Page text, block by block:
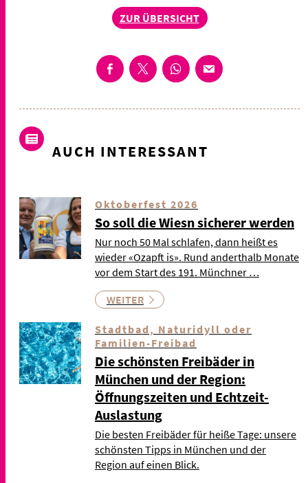
ZUR ÜBERSICHT
AUCH INTERESSANT
Oktoberfest 2026
So soll die Wiesn sicherer werden
Nur noch 50 Mal schlafen, dann heißt es
wieder «Ozapft is». Rund anderthalb Monate
vor dem Start des 191. Münchner …
WEITER
Stadtbad, Naturidyll oder
Familien-Freibad
Die schönsten Freibäder in
München und der Region:
Öffnungszeiten und Echtzeit-
Auslastung
Die besten Freibäder für heiße Tage: unsere
schönsten Tipps in München und der
Region auf einen Blick.